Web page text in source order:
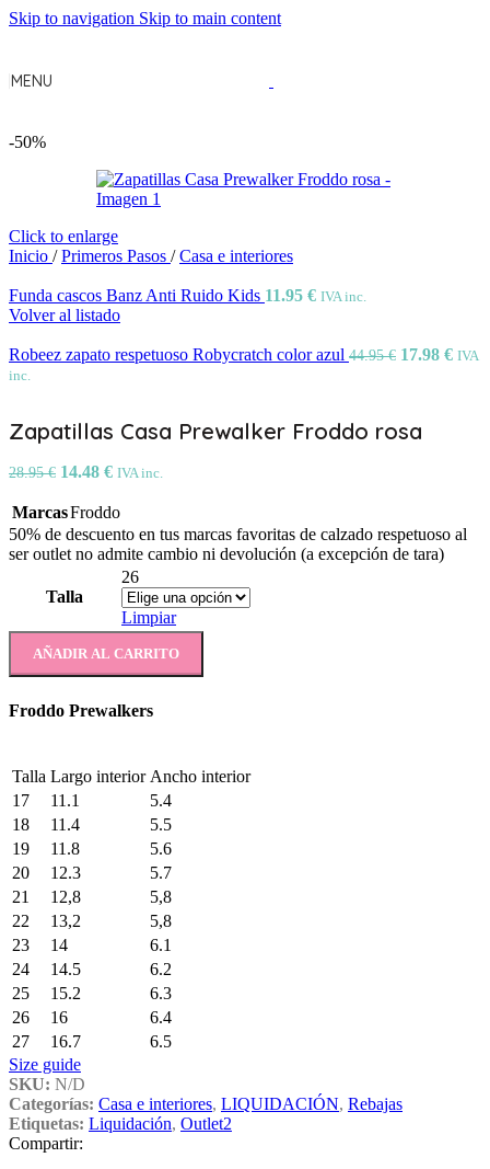
Skip to navigation Skip to main content
MENU
-50%
Click to enlarge
Inicio / Primeros Pasos / Casa e interiores
Funda cascos Banz Anti Ruido Kids 11.95 € IVA inc.
Volver al listado
Robeez zapato respetuoso Robycratch color azul 44.95€ 17.98 € IVA
inc.
Zapatillas Casa Prewalker Froddo rosa
28.95€ 14.48 € IVA inc.
MarcasFroddo
50% de descuento en tus marcas favoritas de calzado respetuoso al
ser outlet no admite cambio ni devolución (a excepción de tara)
Talla
26
Limpiar
AÑADIR AL CARRITO
Froddo Prewalkers
Talla Largo interior Ancho interior
17
11.1
5.4
18
11.4
5.5
19
11.8
5.6
20
12.3
5.7
21
12,8
5,8
22
13,2
5,8
23
14
6.1
24
14.5
6.2
25
15.2
6.3
26
16
6.4
27
16.7
6.5
Size guide
SKU: N/D
Categorías: Casa e interiores, LIQUIDACIÓN, Rebajas
Etiquetas: Liquidación, Outlet2
Compartir: